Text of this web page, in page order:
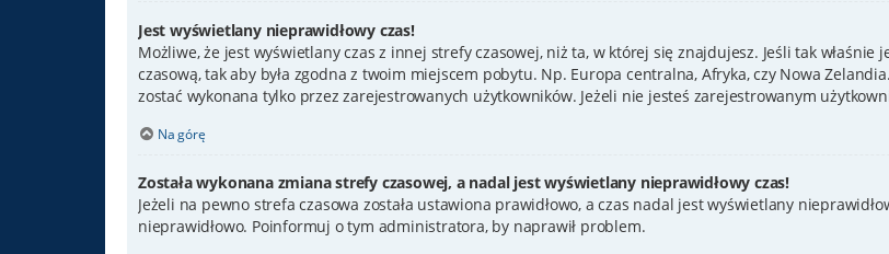
Jest wyświetlany nieprawidłowy czas!
Możliwe, że jest wyświetlany czas z innej strefy czasowej, niż ta, w której się znajdujesz. Jeśli tak
czasową, tak aby była zgodna z twoim miejscem pobytu. Np. Europa centralna, Afryka, czy Nowa
zostać wykonana tylko przez zarejestrowanych użytkowników. Jeżeli nie jesteś zarejestrowanym
Na górę
Została wykonana zmiana strefy czasowej, a nadal jest wyświetlany nieprawidłowy czas!
Jeżeli na pewno strefa czasowa została ustawiona prawidłowo, a czas nadal jest wyświetlany
nieprawidłowo. Poinformuj o tym administratora, by naprawił problem.